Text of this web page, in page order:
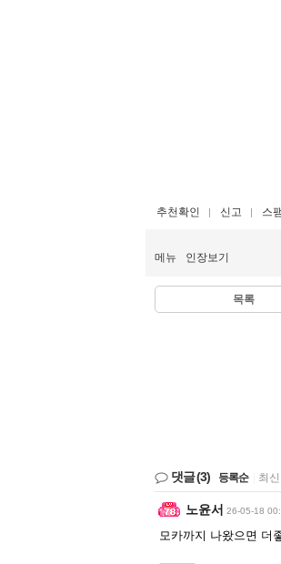
추천확인 신고 스
메뉴 인장보기
목록
댓글(3) 등록순 최
노윤서 26-05-18
모카까지 나왔으면 더